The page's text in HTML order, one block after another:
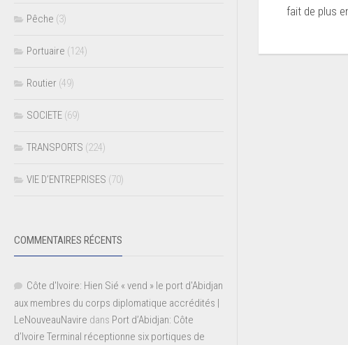
fait de plus
Pêche (3)
Portuaire (124)
Routier (49)
SOCIETE (69)
TRANSPORTS (224)
VIE D’ENTREPRISES (70)
COMMENTAIRES RÉCENTS
Côte d'Ivoire: Hien Sié « vend » le port d'Abidjan
aux membres du corps diplomatique accrédités |
LeNouveauNavire dans Port d’Abidjan: Côte
d’Ivoire Terminal réceptionne six portiques de